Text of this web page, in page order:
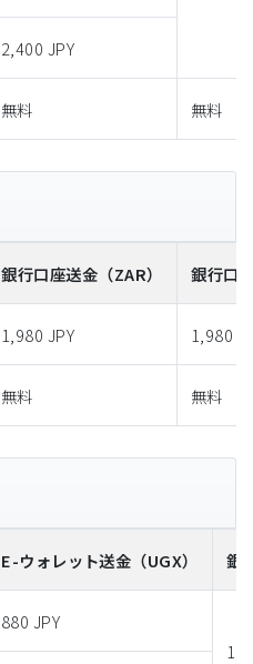
2,400 JPY
無料 無料
銀行口座送金 （ZAR） 銀行口
1,980 JPY 1,980
無料 無料
E-ウォレット送金 （UGX） 銀
880 JPY